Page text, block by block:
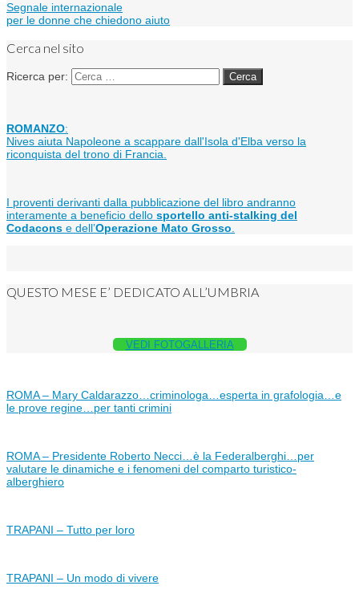
Segnale internazionale
per le donne che chiedono aiuto
Cerca nel sito
Ricerca per:
ROMANZO:
Nives aiuta Napoleone a scappare dall'Isola d'Elba verso la
riconquista del trono di Francia.
I proventi derivanti dalla pubblicazione del libro andranno
interamente a beneficio dello sportello anti-stalking del
Codacons e dell’Operazione Mato Grosso
QUESTO MESE E’ DEDICATO ALL’UMBRIA
VEDI FOTOGALLERIA
ROMA – Mary Caldarazzo…criminologa…esperta in grafologia…e
le prove regine…per tanti crimini
ROMA – Presidente Roberto Necci…è la Federalberghi…per
valutare le dinamiche e i fenomeni del comparto turistico-
alberghiero
TRAPANI – Tutto per loro
TRAPANI – Un modo di vivere